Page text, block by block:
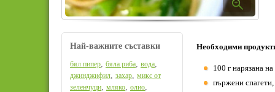
Необходими
100 г нарязана
пържени
Най-важните съставки
бял пипер, бяла риба, вода,
джинджифил, захар, микс от
зеленчуци, мляко, олио,